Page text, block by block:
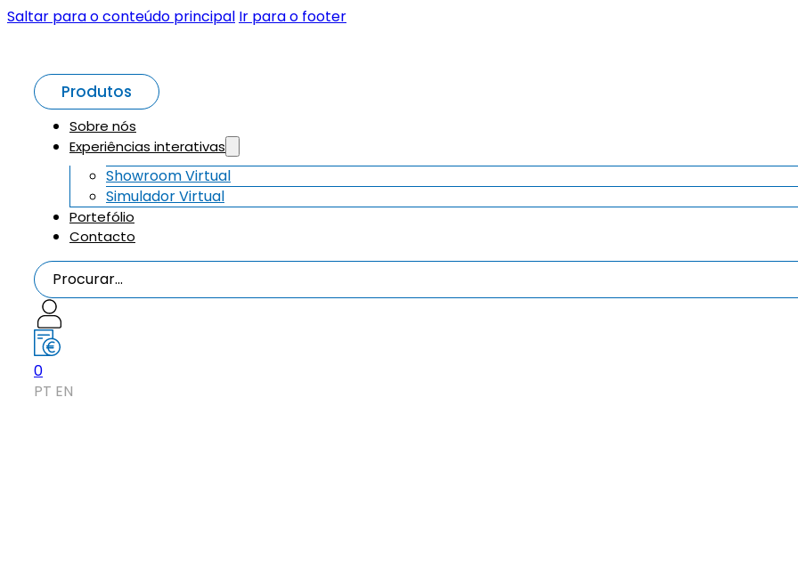
Saltar para o conteúdo principal Ir para o footer
Produtos
Sobre nós
Experiências interativas
Showroom Virtual
Simulador Virtual
Portefólio
Contacto
Procurar...
0
PT EN